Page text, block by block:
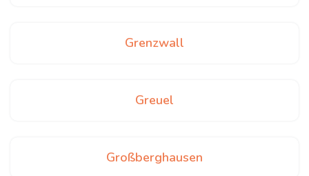
Grenzwall
Greuel
Großberghausen